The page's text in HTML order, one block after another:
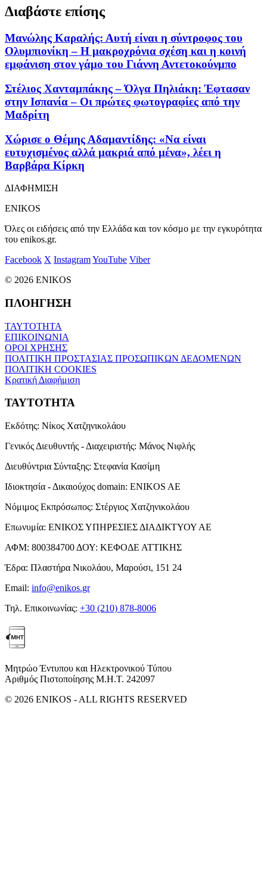
Διαβάστε επίσης
Μανώλης Καραλής: Αυτή είναι η σύντροφος του
Ολυμπιονίκη – Η μακροχρόνια σχέση και η κοινή
εμφάνιση στον γάμο του Γιάννη Αντετοκούνμπο
Στέλιος Χανταμπάκης – Όλγα Πηλιάκη: Έφτασαν
στην Ισπανία – Οι πρώτες φωτογραφίες από την
Μαδρίτη
Χώρισε ο Θέμης Αδαμαντίδης: «Να είναι
ευτυχισμένος αλλά μακριά από μένα», λέει η
Βαρβάρα Κίρκη
ΔΙΑΦΗΜΙΣΗ
ENIKOS
Όλες οι ειδήσεις από την Ελλάδα και τον κόσμο με την εγκυρότητα
του enikos.gr.
Facebook X InstagramYouTube Viber
© 2026 ENIKOS
ΠΛΟΗΓΗΣΗ
ΤΑΥΤΟΤΗΤΑ
ΕΠΙΚΟΙΝΩΝΙΑ
ΟΡΟΙ ΧΡΗΣΗΣ
ΠΟΛΙΤΙΚΗ ΠΡΟΣΤΑΣΙΑΣ ΠΡΟΣΩΠΙΚΩΝ ΔΕΔΟΜΕΝΩΝ
ΠΟΛΙΤΙΚΗ COOKIES
Κρατική Διαφήμιση
ΤΑΥΤΟΤΗΤΑ
Εκδότης: Νίκος Χατζηνικολάου
Γενικός Διευθυντής - Διαχειριστής: Μάνος Νιφλής
Διευθύντρια Σύνταξης: Στεφανία Κασίμη
Ιδιοκτησία - Δικαιούχος domain: ENIKOS AE
Νόμιμος Εκπρόσωπος: Στέργιος Χατζηνικολάου
Επωνυμία: ΕΝΙΚΟΣ ΥΠΗΡΕΣΙΕΣ ΔΙΑΔΙΚΤΥΟΥ ΑΕ
ΑΦΜ: 800384700 ΔΟΥ: ΚΕΦΟΔΕ ΑΤΤΙΚΗΣ
Έδρα: Πλαστήρα Νικολάου, Μαρούσι, 151 24
Email: info@enikos.gr
Τηλ. Επικοινωνίας: +30 (210) 878-8006
Μητρώο Έντυπου και Ηλεκτρονικού Τύπου
Αριθμός Πιστοποίησης Μ.Η.Τ. 242097
© 2026 ENIKOS - ALL RIGHTS RESERVED